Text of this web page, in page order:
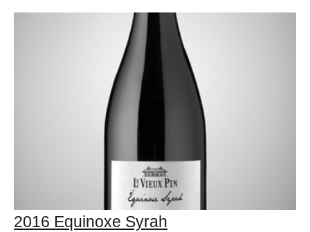
2016 Equinoxe Syrah